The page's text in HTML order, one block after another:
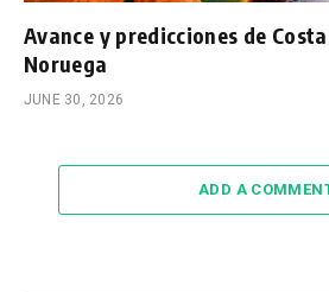
Avance y predicciones de
Noruega
JUNE 30, 2026
ADD A